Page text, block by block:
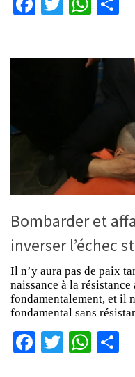
Bombarder et
inverser l’échec
Il n’y aura pas de paix
naissance à la résistance
fondamentalement, et il
fondamental sans
Facebook
Twitter